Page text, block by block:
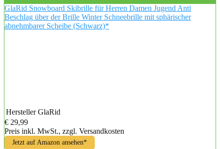
GlaRid Snowboard Skibrille für Herren Damen Jugend Anti
Beschlag über der Brille Winter Schneebrille mit sphärischer
abnehmbarer Scheibe (Schwarz)*
Hersteller GlaRid
€ 29,99
Preis inkl. MwSt., zzgl. Versandkosten
Jetzt auf Amazon ansehen*